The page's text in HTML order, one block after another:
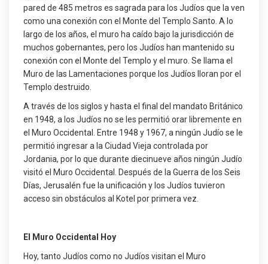
pared de 485 metros es sagrada para los Judíos que la ven
como una conexión con el Monte del Templo Santo. A lo
largo de los años, el muro ha caído bajo la jurisdicción de
muchos gobernantes, pero los Judíos han mantenido su
conexión con el Monte del Templo y el muro. Se llama el
Muro de las Lamentaciones porque los Judíos lloran por el
Templo destruido.
A través de los siglos y hasta el final del mandato Británico
en 1948, a los Judíos no se les permitió orar libremente en
el Muro Occidental. Entre 1948 y 1967, a ningún Judío se le
permitió ingresar a la Ciudad Vieja controlada por
Jordania, por lo que durante diecinueve años ningún Judío
visitó el Muro Occidental. Después de la Guerra de los Seis
Días, Jerusalén fue la unificación y los Judíos tuvieron
acceso sin obstáculos al Kotel por primera vez.
El Muro Occidental Hoy
Hoy, tanto Judíos como no Judíos visitan el Muro